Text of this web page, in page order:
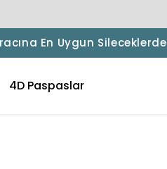
En Uygun
4D Paspaslar